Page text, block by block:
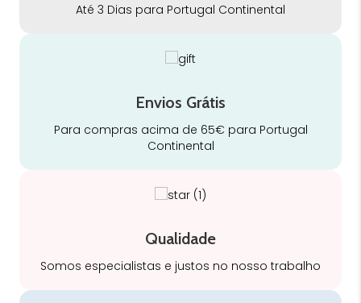
Até 3 Dias para Portugal Continental
Envios Grátis
Para compras acima de 65€ para Portugal
Continental
Qualidade
Somos especialistas e justos no nosso trabalho